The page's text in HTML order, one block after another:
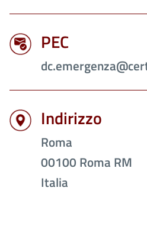
PEC
Indirizzo
Roma
00100 Roma RM
Italia